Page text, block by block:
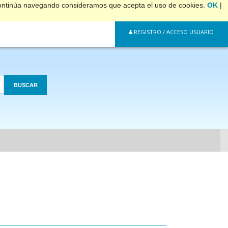
navegando consideramos que acepta el uso de cookies. OK |
REGISTRO / ACCESO USUARIO
BUSCAR